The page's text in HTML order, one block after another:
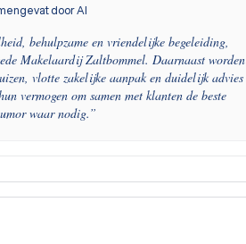
door AI
behulpzame en vriendelijke begeleiding,
Makelaardij Zaltbommel. Daarnaast worden
vlotte zakelijke aanpak en duidelijk advies
vermogen om samen met klanten de beste
waar nodig.”